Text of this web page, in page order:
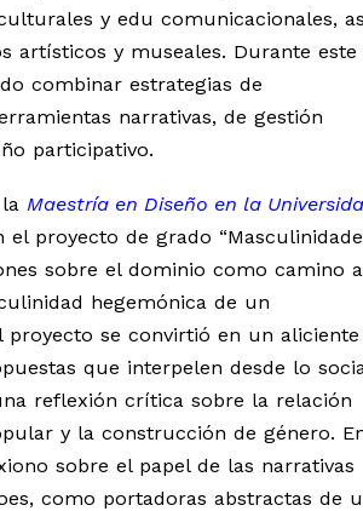
y edu comunicacionales,
artísticos y museales. Durante este
combinar estrategias de
narrativas, de gestión
participativo.
Maestría en Diseño en la
el proyecto de grado
sobre el dominio como camino
hegemónica de un
proyecto se convirtió en un aliciente
que interpelen desde lo
reflexión crítica sobre la relación
y la construcción de género.
sobre el papel de las narrativas
como portadoras abstractas de